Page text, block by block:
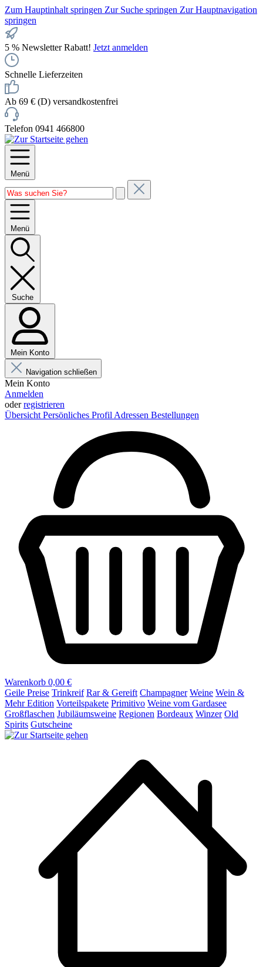
Zum Hauptinhalt springen Zur Suche springen Zur Hauptnavigation
springen
5 % Newsletter Rabatt! Jetzt anmelden
Schnelle Lieferzeiten
Ab 69 € (D) versandkostenfrei
Telefon 0941 466800
Menü
Menü
Suche
Mein Konto
Navigation schließen
Mein Konto
Anmelden
oderregistrieren
Übersicht Persönliches Profil Adressen Bestellungen
Warenkorb 0,00 €
Geile Preise Trinkreif Rar & Gereift Champagner Weine Wein &
Mehr Edition Vorteilspakete Primitivo Weine vom Gardasee
Großflaschen Jubiläumsweine Regionen Bordeaux Winzer Old
Spirits Gutscheine